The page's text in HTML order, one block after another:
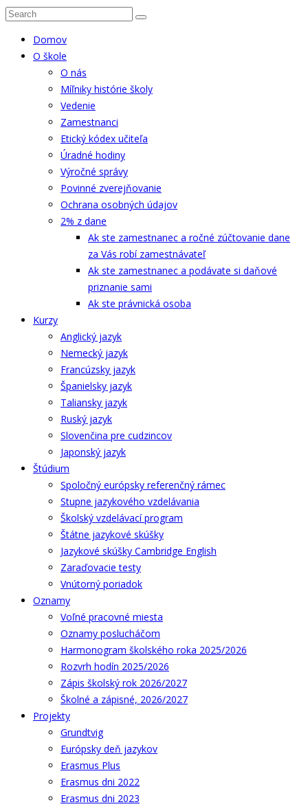
Domov
O škole
O nás
Míľniky histórie školy
Vedenie
Zamestnanci
Etický kódex učiteľa
Úradné hodiny
Výročné správy
Povinné zverejňovanie
Ochrana osobných údajov
2% z dane
Ak ste zamestnanec a ročné zúčtovanie dane
za Vás robí zamestnávateľ
Ak ste zamestnanec a podávate si daňové
priznanie sami
Ak ste právnická osoba
Kurzy
Anglický jazyk
Nemecký jazyk
Francúzsky jazyk
Španielsky jazyk
Taliansky jazyk
Ruský jazyk
Slovenčina pre cudzincov
Japonský jazyk
Štúdium
Spoločný európsky referenčný rámec
Stupne jazykového vzdelávania
Školský vzdelávací program
Štátne jazykové skúšky
Jazykové skúšky Cambridge English
Zaraďovacie testy
Vnútorný poriadok
Oznamy
Voľné pracovné miesta
Oznamy poslucháčom
Harmonogram školského roka 2025/2026
Rozvrh hodín 2025/2026
Zápis školský rok 2026/2027
Školné a zápisné, 2026/2027
Projekty
Grundtvig
Európsky deň jazykov
Erasmus Plus
Erasmus dni 2022
Erasmus dni 2023